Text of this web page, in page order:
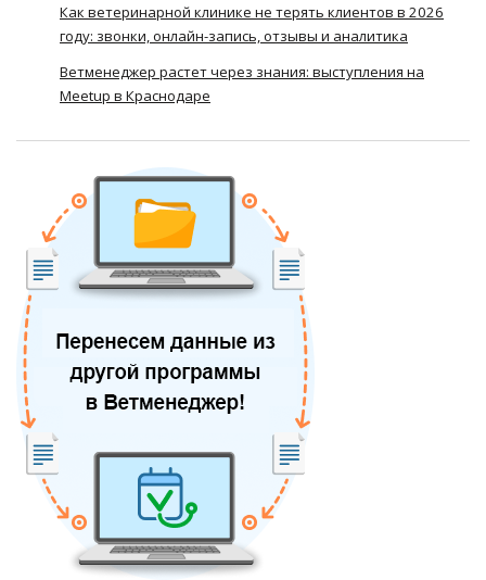
Как ветеринарной клинике не терять клиентов в 2026
году: звонки, онлайн-запись, отзывы и аналитика
Ветменеджер растет через знания: выступления на
Meetup в Краснодаре